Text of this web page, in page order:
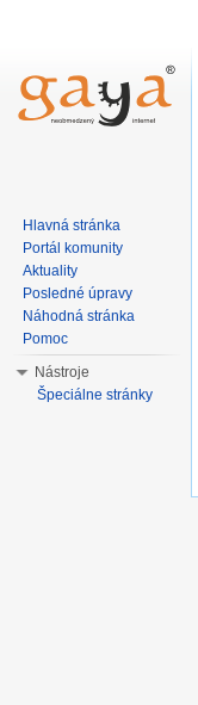
Hlavná stránka
Portál komunity
Aktuality
Posledné úpravy
Náhodná stránka
Pomoc
Nástroje
Špeciálne stránky